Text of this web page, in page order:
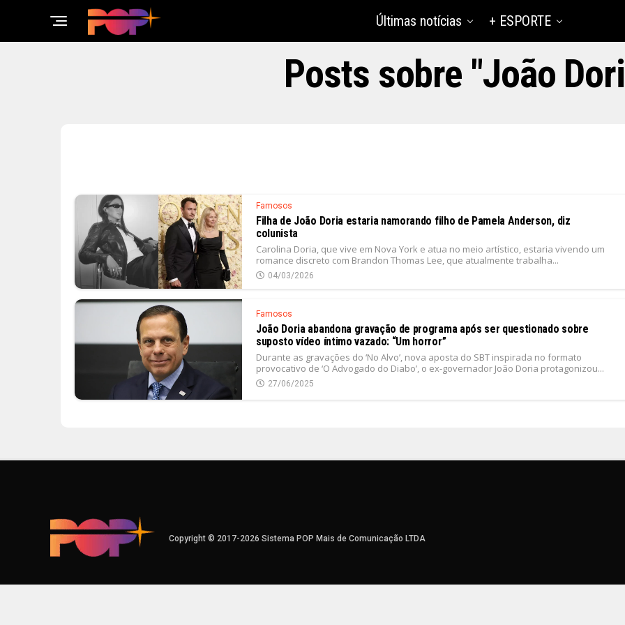
Últimas notícias + ESPORTE
Posts sobre "João
Famosos
Filha de João Doria estaria namorando filho de Pamela Anderson, diz
colunista
Carolina Doria, que vive em Nova York e atua no meio artístico, estaria vivendo um
romance discreto com Brandon Thomas Lee, que atualmente trabalha...
04/03/2026
Famosos
João Doria abandona gravação de programa após ser questionado sobre
suposto vídeo íntimo vazado: “Um horror”
Durante as gravações do ‘No Alvo’, nova aposta do SBT inspirada no formato
provocativo de ‘O Advogado do Diabo’, o ex-governador João Doria protagonizou...
27/06/2025
Copyright © 2017-2026 Sistema POP Mais de Comunicação LTDA